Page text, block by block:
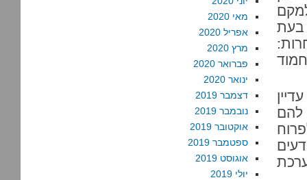
להם
מאי 2020
אפריל 2020
מרץ 2020
פברואר 2020
ינואר 2020
דצמבר 2019
נובמבר 2019
אוקטובר 2019
ספטמבר 2019
אוגוסט 2019
יולי 2019